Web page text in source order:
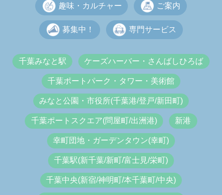
趣味・カルチャー ご案内
募集中！ 専門サービス
千葉みなと駅 ケーズハーバー・さんばしひろば
千葉ポートパーク・タワー・美術館
みなと公園・市役所(千葉港/登戸/新田町)
千葉ポートスクエア(問屋町/出洲港) 新港
幸町団地・ガーデンタウン(幸町)
千葉駅(新千葉/新町/富士見/栄町)
千葉中央(新宿/神明町/本千葉町/中央)